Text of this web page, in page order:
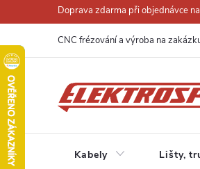
na
obsah
Doprava zdarma při objednávce
CNC frézování a výroba na
Kabely Lišty,